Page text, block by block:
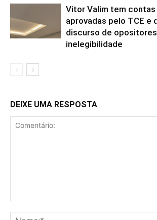
Vitor Valim tem
aprovadas pelo TCE e
discurso de
inelegibilidade
DEIXE UMA RESPOSTA